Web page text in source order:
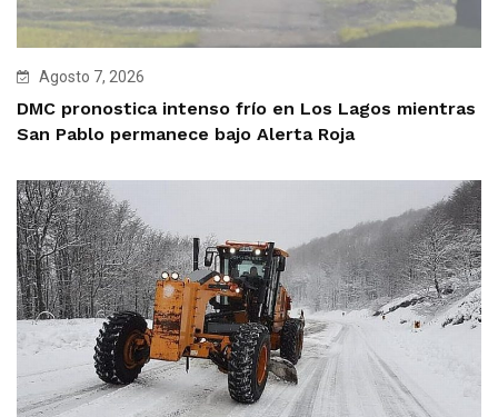
Agosto 7, 2026
DMC pronostica intenso frío en Los Lagos mientras
San Pablo permanece bajo Alerta Roja